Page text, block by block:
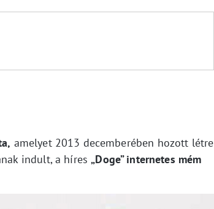
amelyet 2013 decemberében hozott létre
indult, a híres„Doge” internetes mém